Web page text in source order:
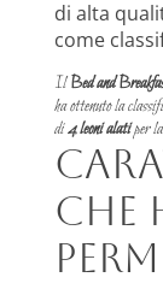
di alta
come
IlBed and
ha ottenuto la
di4 leoni alatiper
che